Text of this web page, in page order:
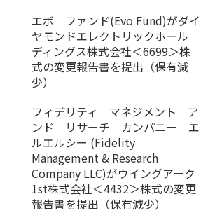
エボ ファンド(Evo Fund)がダイ
ヤモンドエレクトリックホール
ディングス株式会社＜6699＞株
式の変更報告書を提出（保有減
少）
フィデリティ マネジメント ア
ンド リサーチ カンパニー エ
ルエルシー (Fidelity
Management & Research
Company LLC)がウイングアーク
1st株式会社＜4432＞株式の変更
報告書を提出（保有減少）